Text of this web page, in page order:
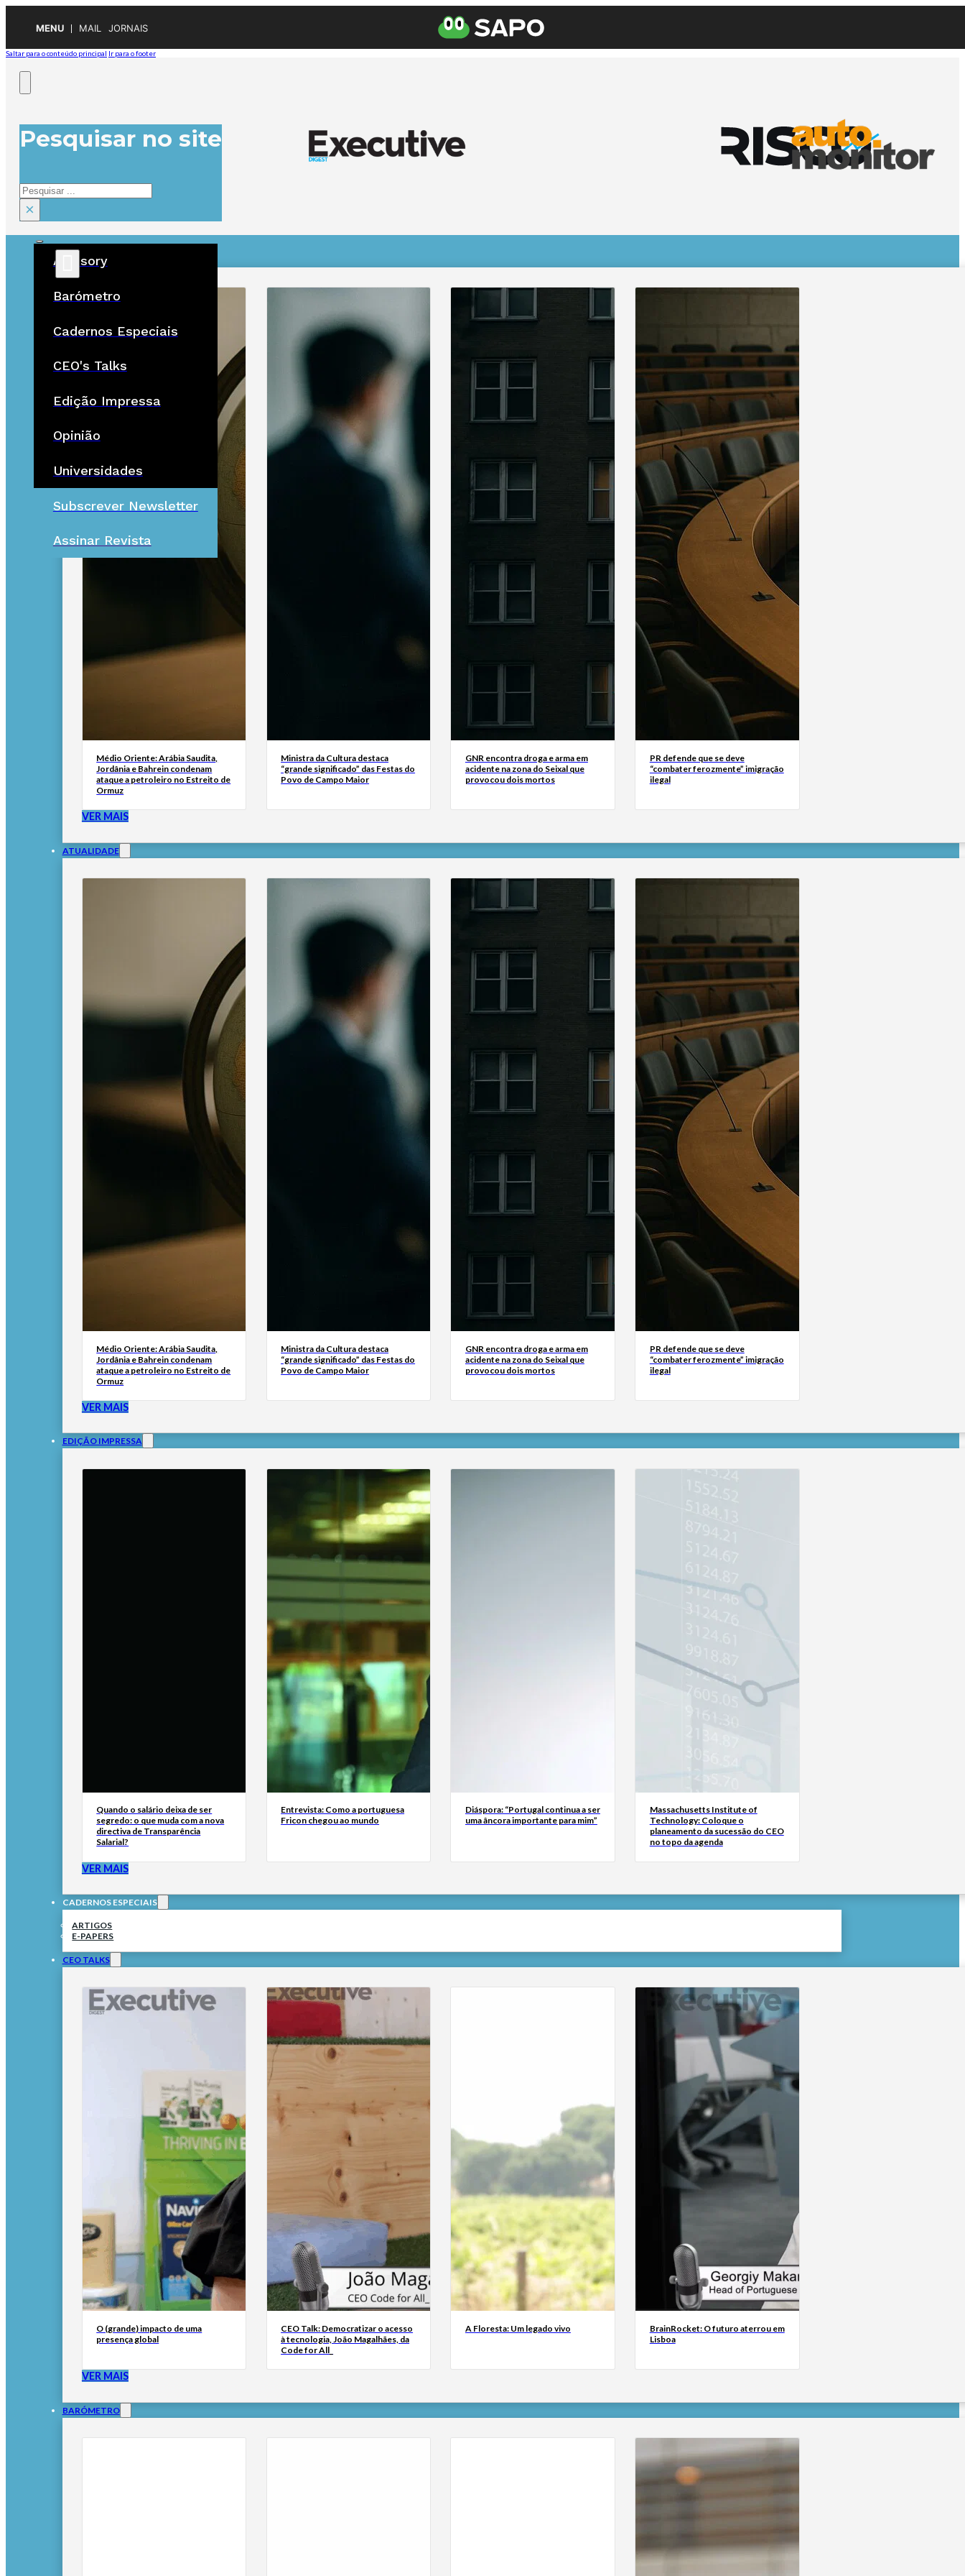
MENU MAIL JORNAIS
Saltar para o conteúdo principal Ir para o footer
Pesquisar no site
Pesquisar
×
Advisory
Barómetro
Cadernos Especiais
CEO's Talks
Edição Impressa
Opinião
Universidades
Subscrever Newsletter
Assinar Revista
ÚLTIMAS
Médio Oriente: Arábia Saudita,
Jordânia e Bahrein condenam
ataque a petroleiro no Estreito de
Ormuz
Ministra da Cultura destaca
“grande significado” das Festas do
Povo de Campo Maior
GNR encontra droga e arma em
acidente na zona do Seixal que
provocou dois mortos
PR defende que se deve
“combater ferozmente” imigração
ilegal
VER MAIS
ATUALIDADE
Médio Oriente: Arábia Saudita,
Jordânia e Bahrein condenam
ataque a petroleiro no Estreito de
Ormuz
Ministra da Cultura destaca
“grande significado” das Festas do
Povo de Campo Maior
GNR encontra droga e arma em
acidente na zona do Seixal que
provocou dois mortos
PR defende que se deve
“combater ferozmente” imigração
ilegal
VER MAIS
EDIÇÃO IMPRESSA
Quando o salário deixa de ser
segredo: o que muda com a nova
directiva de Transparência
Salarial?
Entrevista: Como a portuguesa
Fricon chegou ao mundo
Diáspora: “Portugal continua a ser
uma âncora importante para mim”
Massachusetts Institute of
Technology: Coloque o
planeamento da sucessão do CEO
no topo da agenda
VER MAIS
CADERNOS ESPECIAIS
ARTIGOS
E-PAPERS
CEO TALKS
O (grande) impacto de uma
presença global
CEO Talk: Democratizar o acesso
à tecnologia, João Magalhães, da
Code for All_
A Floresta: Um legado vivo
BrainRocket: O futuro aterrou em
Lisboa
VER MAIS
BARÓMETRO